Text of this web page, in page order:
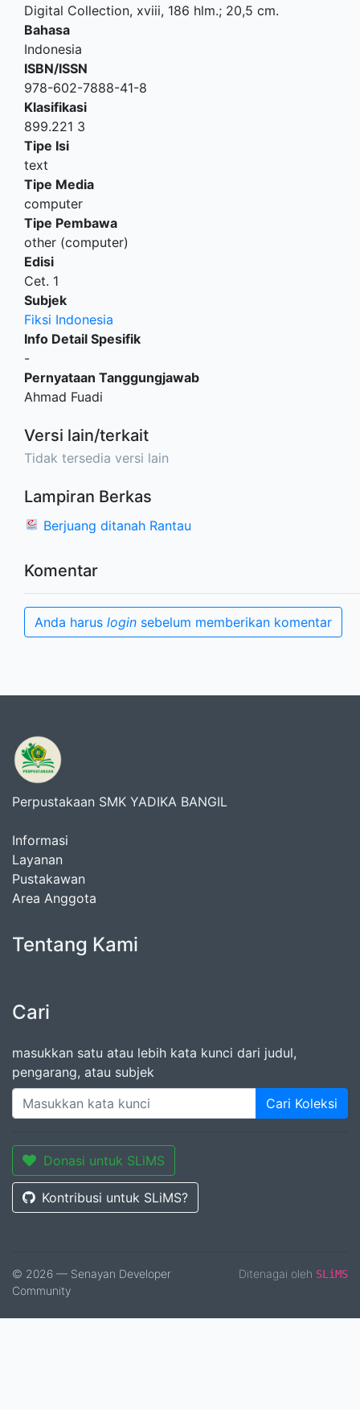
Digital Collection, xviii, 186 hlm.; 20,5 cm.
Bahasa
Indonesia
ISBN/ISSN
978-602-7888-41-8
Klasifikasi
899.221 3
Tipe Isi
text
Tipe Media
computer
Tipe Pembawa
other (computer)
Edisi
Cet. 1
Subjek
Fiksi Indonesia
Info Detail Spesifik
-
Pernyataan Tanggungjawab
Ahmad Fuadi
Versi lain/terkait
Tidak tersedia versi lain
Lampiran Berkas
Berjuang ditanah Rantau
Komentar
Anda harus login sebelum memberikan komentar
Perpustakaan SMK YADIKA BANGIL
Informasi
Layanan
Pustakawan
Area Anggota
Tentang Kami
Cari
masukkan satu atau lebih kata kunci dari judul,
pengarang, atau subjek
Cari Koleksi
Donasi untuk SLiMS
Kontribusi untuk SLiMS?
© 2026 — Senayan Developer
Community
Ditenagai oleh SLiMS